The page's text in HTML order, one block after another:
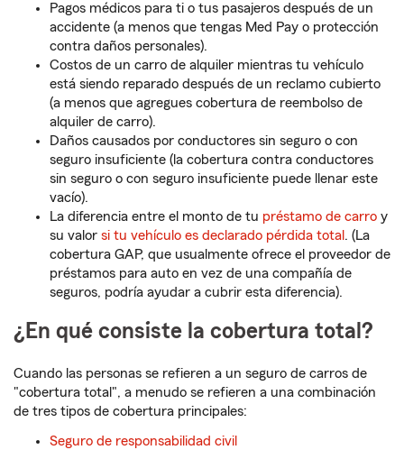
Pagos médicos para ti o tus pasajeros después de un
accidente (a menos que tengas Med Pay o protección
contra daños personales).
Costos de un carro de alquiler mientras tu vehículo
está siendo reparado después de un reclamo cubierto
(a menos que agregues cobertura de reembolso de
alquiler de carro).
Daños causados por conductores sin seguro o con
seguro insuficiente (la cobertura contra conductores
sin seguro o con seguro insuficiente puede llenar este
vacío).
La diferencia entre el monto de tu préstamo de carro y
su valor si tu vehículo es declarado pérdida total . (La
cobertura GAP, que usualmente ofrece el proveedor de
préstamos para auto en vez de una compañía de
seguros, podría ayudar a cubrir esta diferencia).
¿En qué consiste la cobertura total?
Cuando las personas se refieren a un seguro de carros de
"cobertura total", a menudo se refieren a una combinación
de tres tipos de cobertura principales:
Seguro de responsabilidad civil